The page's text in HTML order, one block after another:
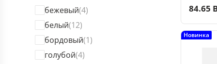
бежевый(4)
белый(12)
бордовый(1)
голубой(4)
84.65
Новинка